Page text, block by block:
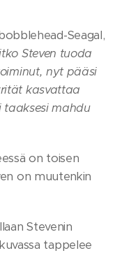
Seagal,
Steven tuoda
nyt pääsi
kasvattaa
taaksesi mahdu
on toisen
on muutenkin
Stevenin
tappelee